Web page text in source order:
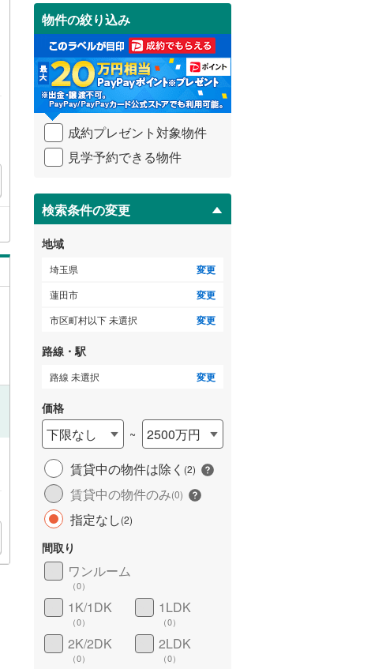
受
け
取
る
・
条
件
を
イ
ペ
ジ
に
保
存
す
る
物件の絞り込み
成約プレゼント対象物件
見学予約できる物件
検索条件の変更
地域
埼玉県 変更
蓮田市 変更
市区町村以下 未選択 変更
路線・駅
路線 未選択 変更
価格
下限なし ~
2500万円
賃貸中の物件は除く (2)
賃貸中の物件のみ(0)
指定なし(2)
間取り
ワンルーム
（0）
1K/1DK
（0）
1LDK
（0）
2K/2DK
（0）
2LDK
（0）
入間郡毛呂山町(
比企郡嵐山町(0 )
比企郡吉見町(0)
秩父郡横瀬町(0)
秩父郡小鹿野町(0)
児玉郡神川町 ( 0)
南埼玉郡宮代町(2)
小学校まで1km以内（0）
ゲストルーム（0）
ＴＶモニタ付インターホン
（0）
ワイドバルコニー